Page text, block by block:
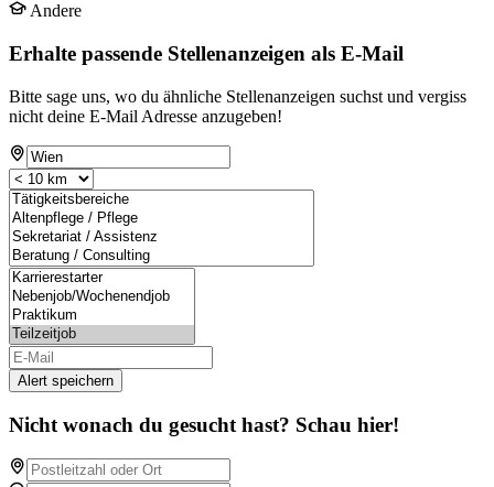
Andere
Erhalte passende Stellenanzeigen als E-Mail
Bitte sage uns, wo du ähnliche Stellenanzeigen suchst und vergiss
nicht deine E-Mail Adresse anzugeben!
Alert speichern
Nicht wonach du gesucht hast? Schau hier!